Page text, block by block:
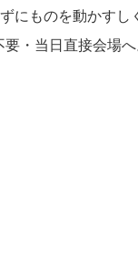
にものを動かすし
・当日直接会場へ